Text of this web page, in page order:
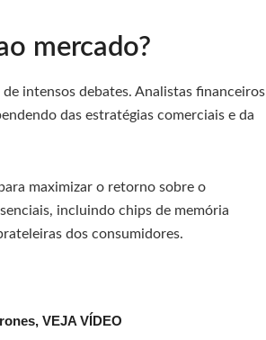
mercado?
intensos debates. Analistas financeiros
das estratégias comerciais e da
maximizar o retorno sobre o
incluindo chips de memória
dos consumidores.
VEJA VÍDEO